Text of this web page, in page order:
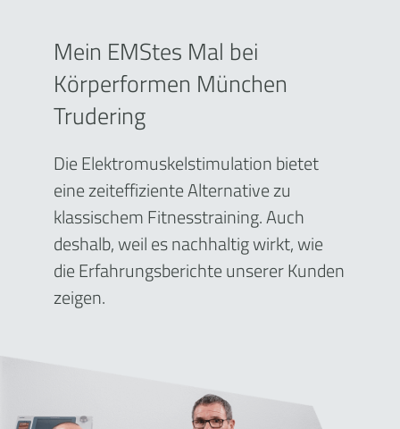
Mein EMStes Mal bei
Körperformen München
Trudering
Die Elektromuskelstimulation bietet
eine zeiteffiziente Alternative zu
klassischem Fitnesstraining. Auch
deshalb, weil es nachhaltig wirkt, wie
die Erfahrungsberichte unserer Kunden
zeigen.